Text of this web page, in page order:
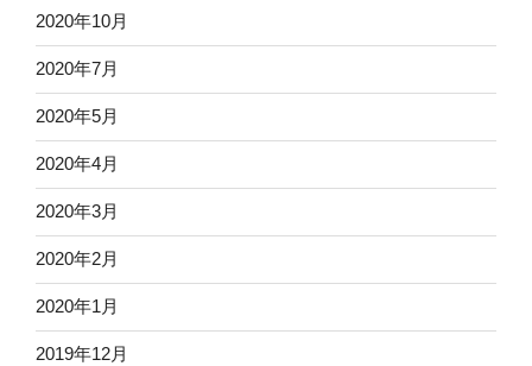
2020年10月
2020年7月
2020年5月
2020年4月
2020年3月
2020年2月
2020年1月
2019年12月